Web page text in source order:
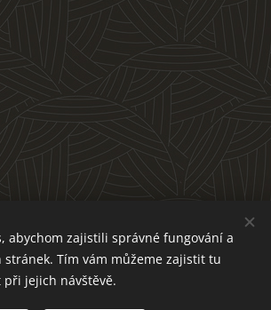
abychom zajistili správné fungování a
stránek. Tím vám můžeme zajistit tu
jejich návštěvě.